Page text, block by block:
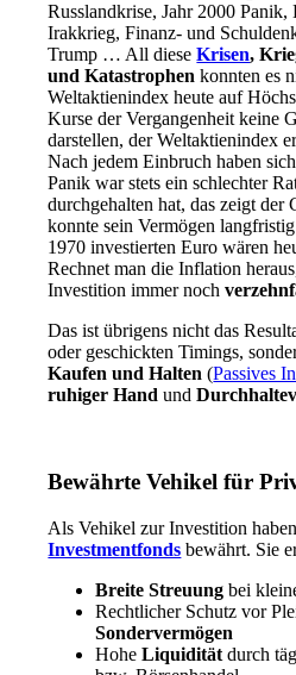
Russlandkrise, Jahr 2000 Panik,
Irakkrieg, Finanz- und
Trump … All dieseKrisen,
und Katastrophen konnten es
Weltaktienindex heute auf
Kurse der Vergangenheit keine
darstellen, der Weltaktienindex
Nach jedem Einbruch haben
Panik war stets ein schlechter
durchgehalten hat, das zeigt
konnte sein Vermögen
1970 investierten Euro wären
Rechnet man die Inflation
Investition immer noch
Das ist übrigens nicht das
oder geschickten Timings,
Kaufen und Halten (Passives
ruhiger Hand und
Bewährte Vehikel für
Als Vehikel zur Investition
Investmentfonds bewährt. Sie
Breite Streuung bei
Rechtlicher Schutz vor
Sondervermögen
HoheLiquidität durch